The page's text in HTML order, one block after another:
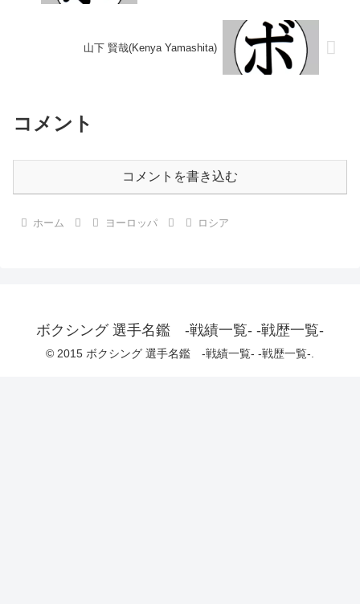
山下 賢哉(Kenya Yamashita)
コメント
コメントを書き込む
ホーム ヨーロッパ ロシア
ボクシング 選手名鑑 -戦績一覧- -戦歴一覧-
© 2015 ボクシング 選手名鑑 -戦績一覧- -戦歴一覧-.